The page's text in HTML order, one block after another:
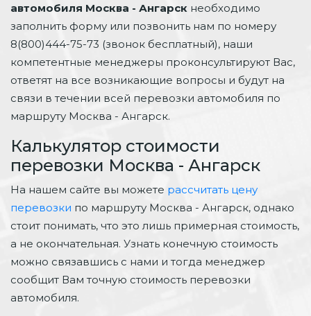
автомобиля Москва - Ангарск необходимо
заполнить форму или позвонить нам по номеру
8(800)444-75-73 (звонок бесплатный), наши
компетентные менеджеры проконсультируют Вас,
ответят на все возникающие вопросы и будут на
связи в течении всей перевозки автомобиля по
маршруту Москва - Ангарск.
Калькулятор стоимости
перевозки Москва - Ангарск
На нашем сайте вы можете рассчитать цену
перевозки по маршруту Москва - Ангарск, однако
стоит понимать, что это лишь примерная стоимость,
а не окончательная. Узнать конечную стоимость
можно связавшись с нами и тогда менеджер
сообщит Вам точную стоимость перевозки
автомобиля.